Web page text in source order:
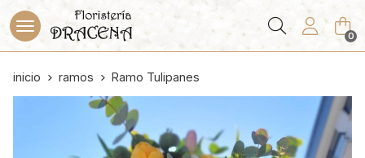
Buscar 0
inicio ramos Ramo Tulipanes